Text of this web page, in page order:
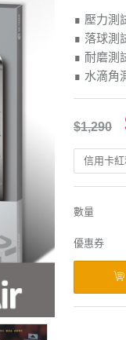
∎ 壓力測
∎ 落球測
∎ 耐磨測
∎ 水滴角
$1,290
信用卡
數量
優惠券